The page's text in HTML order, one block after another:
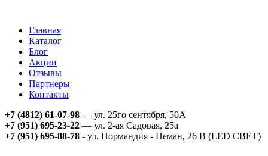
Главная
Каталог
Блог
Акции
Отзывы
Партнеры
Контакты
+7 (4812) 61-07-98 — ул. 25го сентября, 50А
+7 (951) 695-23-22 — ул. 2-ая Садовая, 25а
+7 (951) 695-88-78 - ул. Нормандия - Неман, 26 В (LED СВЕТ)